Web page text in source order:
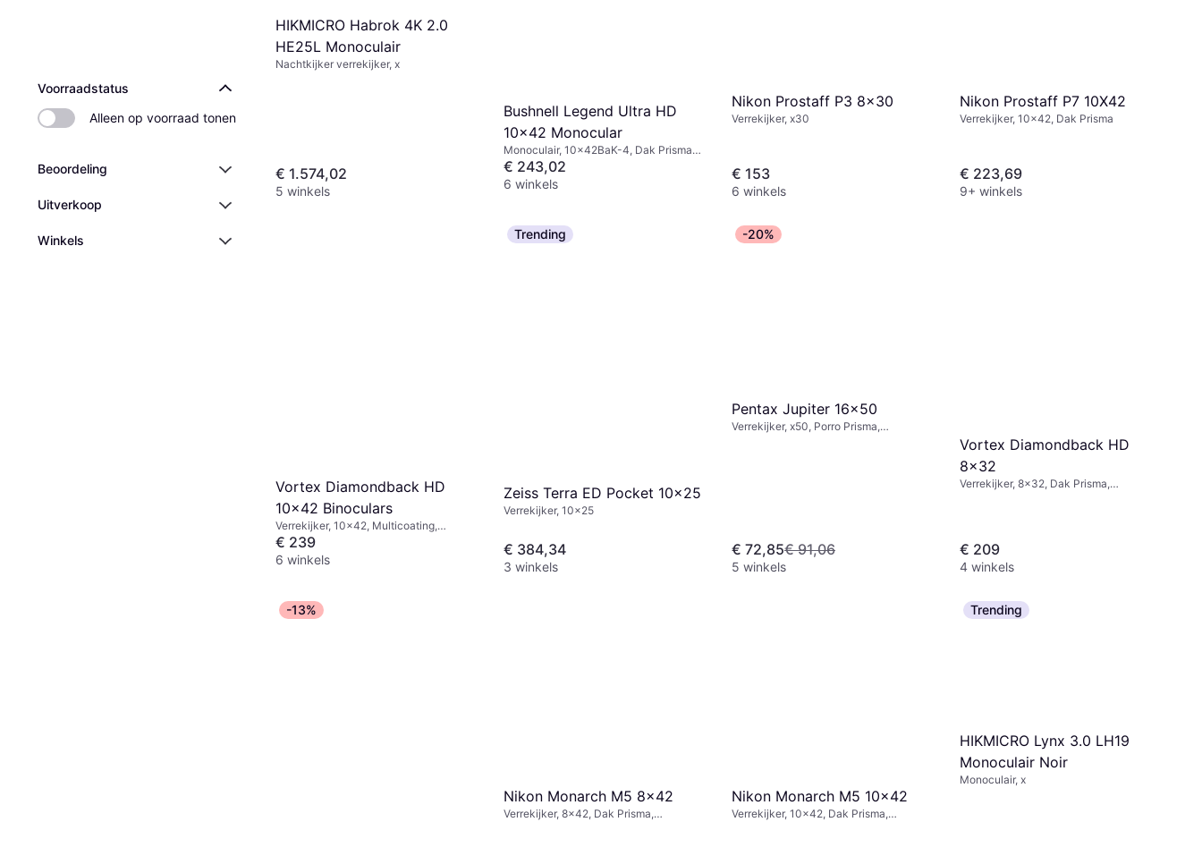
Voorraadstatus
Alleen op voorraad tonen
Beoordeling
Uitverkoop
Winkels
HIKMICRO Habrok 4K 2.0
HE25L Monoculair
Nachtkijker verrekijker, x
€ 1.574,02
5 winkels
Bushnell Legend Ultra HD
10x42 Monocular
Monoculair, 10x42BaK-4, Dak Prisma,
Beslaanvrij, Volledig Multicoating
€ 243,02
6 winkels
Nikon Prostaff P3 8x30
Verrekijker, x30
€ 153
6 winkels
Nikon Prostaff P7 10X42
Verrekijker, 10x42, Dak Prisma
€ 223,69
9+ winkels
Vortex Diamondback HD
10x42 Binoculars
Verrekijker, 10x42, Multicoating,
Volledig Gecoat
€ 239
6 winkels
Trending
Zeiss Terra ED Pocket 10x25
Verrekijker, 10x25
€ 384,34
3 winkels
-20%
Pentax Jupiter 16x50
Verrekijker, x50, Porro Prisma,
€ 72,85€ 91,06
5 winkels
Vortex Diamondback HD
8x32
Verrekijker, 8x32, Dak Prisma,
€ 209
4 winkels
-13%
Nikon Monarch M5 8x42
Verrekijker, 8x42, Dak Prisma,
Nikon Monarch M5 10x42
Verrekijker, 10x42, Dak Prisma,
Trending
HIKMICRO Lynx 3.0 LH19
Monoculair Noir
Monoculair, x